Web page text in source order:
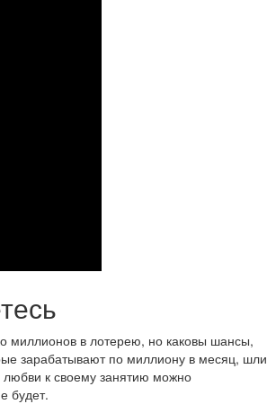
миллионов в лотерею, но каковы шансы,
зарабатывают по миллиону в месяц, шли
к своему занятию можно
будет.